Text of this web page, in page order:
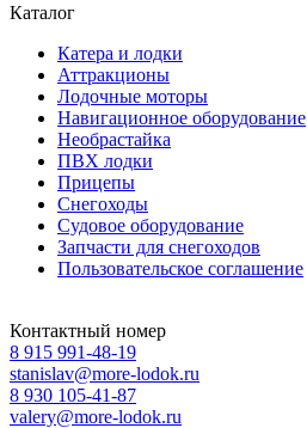
Каталог
Катера и лодки
Аттракционы
Лодочные моторы
Навигационное оборудование
Необрастайка
ПВХ лодки
Прицепы
Снегоходы
Судовое оборудование
Запчасти для снегоходов
Пользовательское соглашение
Контактный номер
8 915 991-48-19
stanislav@more-lodok.ru
8 930 105-41-87
valery@more-lodok.ru